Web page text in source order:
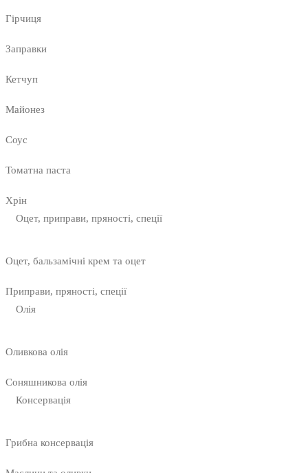
Гірчиця
Заправки
Кетчуп
Майонез
Соус
Томатна паста
Хрін
Оцет, приправи, пряності, спеції
Оцет, бальзамічні крем та оцет
Приправи, пряності, спеції
Олія
Оливкова олія
Соняшникова олія
Консервація
Грибна консервація